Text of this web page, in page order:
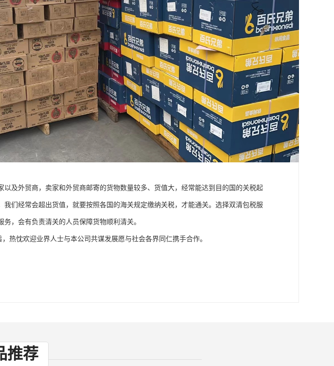
及外贸商，卖家和外贸商邮寄的货物数量较多、货值大，经常能达到目的国的关税起
我们经常会超出货值，就要按照各国的海关规定缴纳关税，才能通关。选择双清包税服
，会有负责清关的人员保障货物顺利清关。
热忱欢迎业界人士与本公司共谋发展愿与社会各界同仁携手合作。
推荐